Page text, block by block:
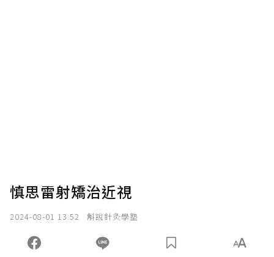
慎思雷射矯治近視
2024-08-01 13:52 斛說針灸學塾